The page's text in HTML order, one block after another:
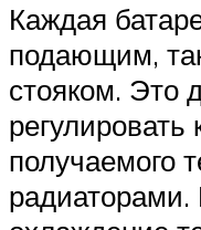
Каждая
подающим,
стояком. Это
регулировать
получаемого
радиаторами.